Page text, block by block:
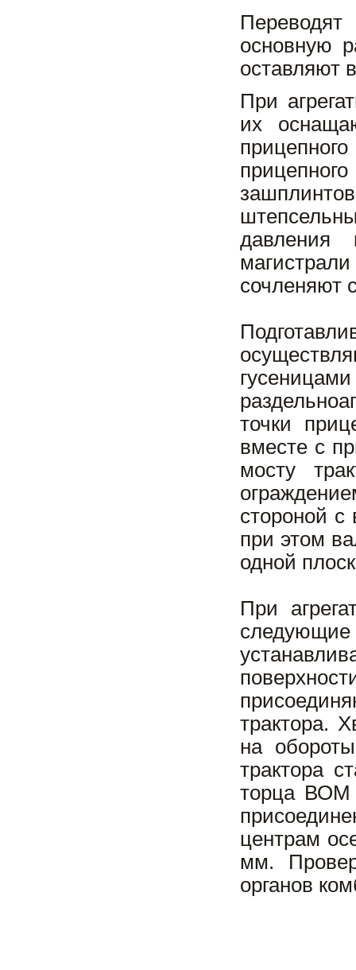
основную
оставляют
При
их
давления
сочленяют
точки
вместе с
мосту
стороной
при этом
одной
При
трактора.
на
трактора
торца ВОМ
центрам
мм.
органов